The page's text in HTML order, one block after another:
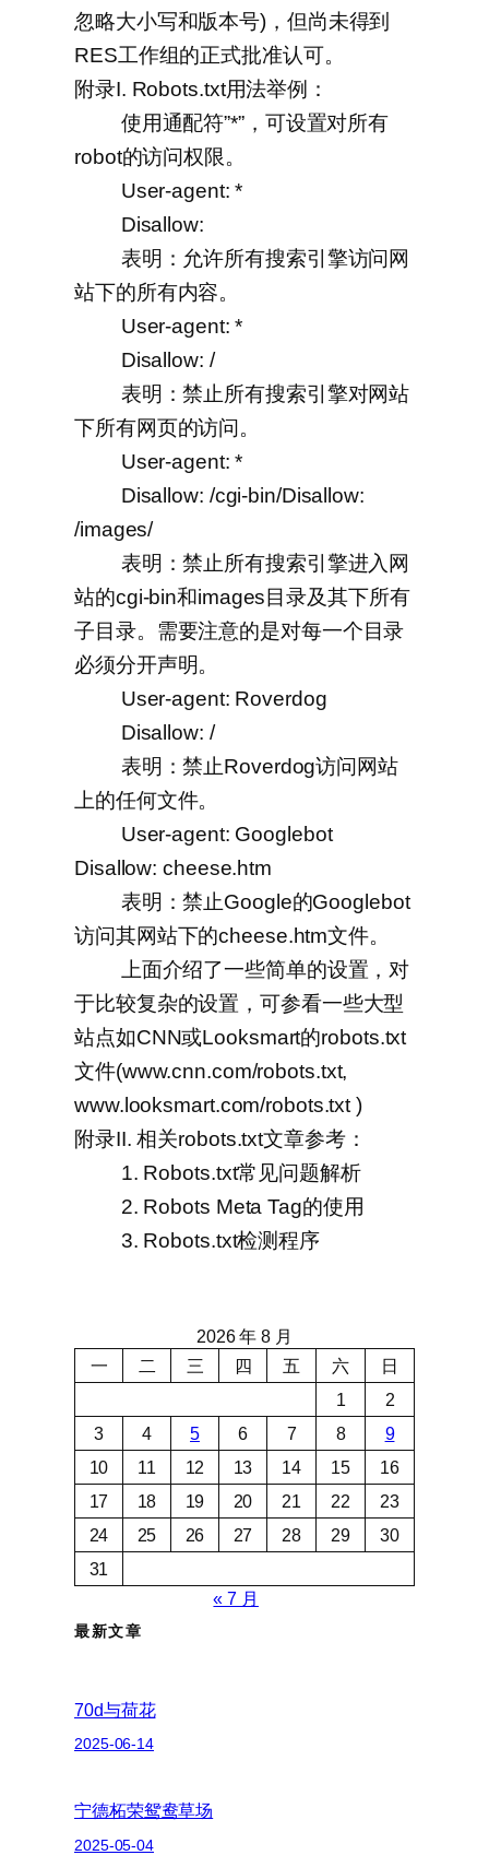
忽略大小写和版本号)，但尚未得到
RES工作组的正式批准认可。
附录I. Robots.txt用法举例：
使用通配符”*”，可设置对所有
robot的访问权限。
User-agent: *
Disallow:
表明：允许所有搜索引擎访问网
站下的所有内容。
User-agent: *
Disallow: /
表明：禁止所有搜索引擎对网站
下所有网页的访问。
User-agent: *
Disallow: /cgi-bin/Disallow:
/images/
表明：禁止所有搜索引擎进入网
站的cgi-bin和images目录及其下所有
子目录。需要注意的是对每一个目录
必须分开声明。
User-agent: Roverdog
Disallow: /
表明：禁止Roverdog访问网站
上的任何文件。
User-agent: Googlebot
Disallow: cheese.htm
表明：禁止Google的Googlebot
访问其网站下的cheese.htm文件。
上面介绍了一些简单的设置，对
于比较复杂的设置，可参看一些大型
站点如CNN或Looksmart的robots.txt
文件(www.cnn.com/robots.txt,
www.looksmart.com/robots.txt )
附录II. 相关robots.txt文章参考：
1. Robots.txt常见问题解析
2. Robots Meta Tag的使用
3. Robots.txt检测程序
2026 年 8 月
一
二 三 四 五 六
日
1
2
3
4 5 6 7 8
9
10
11 12 13 14 15
16
17
18 19 20 21 22
23
24
25 26 27 28 29
30
31
« 7 月
最新文章
70d与荷花
2025-06-14
宁德柘荣鸳鸯草场
2025-05-04